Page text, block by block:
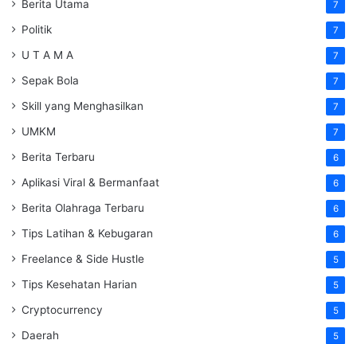
Berita Utama 7
Politik 7
U T A M A 7
Sepak Bola 7
Skill yang Menghasilkan 7
UMKM 7
Berita Terbaru 6
Aplikasi Viral & Bermanfaat 6
Berita Olahraga Terbaru 6
Tips Latihan & Kebugaran 6
Freelance & Side Hustle 5
Tips Kesehatan Harian 5
Cryptocurrency 5
Daerah 5